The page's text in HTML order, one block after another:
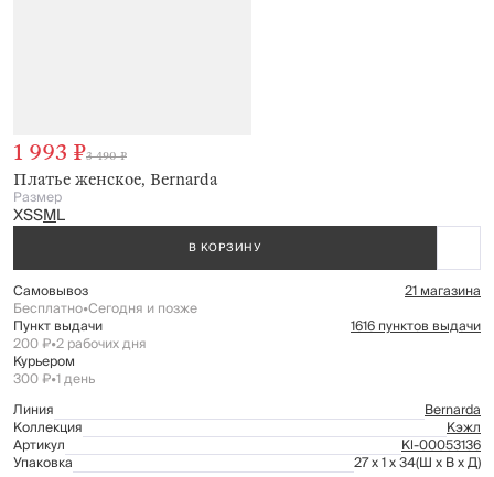
Платье женское, Bernarda
1 993 ₽3 490 ₽
Размер
XSSML
В КОРЗИНУ
Самовывоз 21 магазина
Бесплатно•Сегодня и позже
Пункт выдачи 1616 пунктов выдачи
200 ₽•2 рабочих дня
Курьером
300 ₽•1 день
Линия
Bernarda
Коллекция Кэжл
Артикул Kl-00053136
Упаковка 27 x 1 x 34(Ш x В x Д)